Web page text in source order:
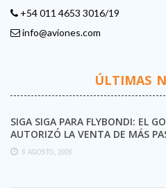
+54 011 4653 3016/19
info@aviones.com
ÚLTIMAS
SIGA SIGA PARA FLYBONDI: EL
AUTORIZÓ LA VENTA DE MÁS
6 AGOSTO, 2026